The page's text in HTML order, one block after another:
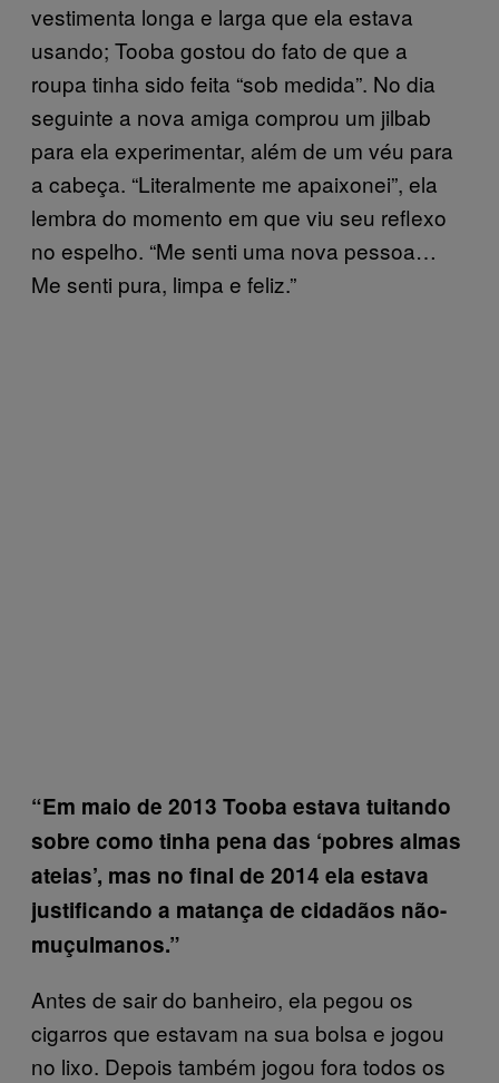
vestimenta longa e larga que ela estava
usando; Tooba gostou do fato de que a
roupa tinha sido feita “sob medida”. No dia
seguinte a nova amiga comprou um jilbab
para ela experimentar, além de um véu para
a cabeça. “Literalmente me apaixonei”, ela
lembra do momento em que viu seu reflexo
no espelho. “Me senti uma nova pessoa…
Me senti pura, limpa e feliz.”
“Em maio de 2013 Tooba estava tuitando
sobre como tinha pena das ‘pobres almas
ateias’, mas no final de 2014 ela estava
justificando a matança de cidadãos não-
muçulmanos.”
Antes de sair do banheiro, ela pegou os
cigarros que estavam na sua bolsa e jogou
no lixo. Depois também jogou fora todos os